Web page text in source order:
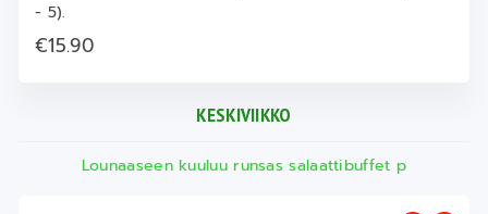
- 5).
€15.90
KESKIVIIKKO
Lounaaseen kuuluu runsas salaattibuffet p